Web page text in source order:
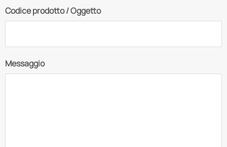
Codice prodotto / Oggetto
Messaggio